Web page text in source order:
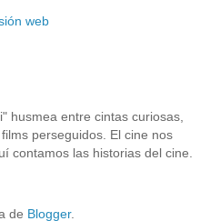
web
husmea entre cintas curiosas,
perseguidos. El cine nos
contamos las historias del cine.
de Blogger.